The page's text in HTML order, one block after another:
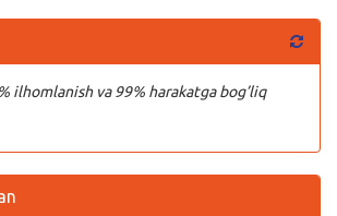
ilhomlanish va 99% harakatga bog’liq